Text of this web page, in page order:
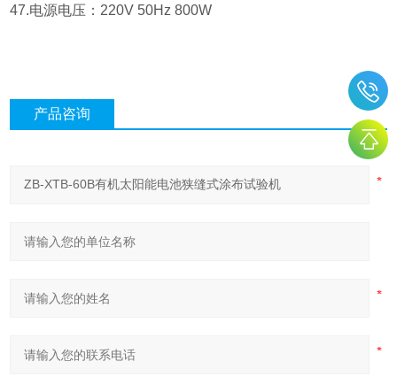
47.电源电压：220V 50Hz 800W
产品咨询